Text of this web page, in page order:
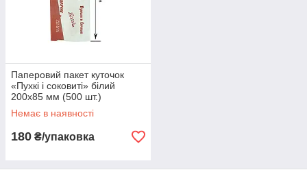
Паперовий пакет куточок
«Пухкі і соковиті» білий
200х85 мм (500 шт.)
Немає в наявності
180 ₴/упаковка